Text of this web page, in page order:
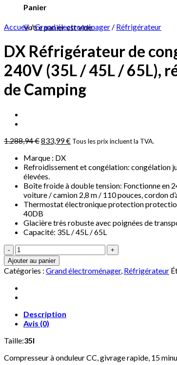
Panier
Votre panier est vide.
Accueil/Grand électroménager / Réfrigérateur
DX Réfrigérateur de
240V (35L / 45L / 65L),
de Camping
1.288,94€833,99€ Tous les prix incluent la TVA.
Marque : DX
Refroidissement et congélation: congélation
élevées.
Boîte froide à double tension: Fonctionne en
voiture / camion 2,8 m / 110 pouces, cordon
Thermostat électronique protection
40DB
Glacière très robuste avec poignées de
Capacité: 35L / 45L / 65L
quantité
de
DX
Réfrigérateur
de
congélateur
pour
réfrigérateur,
Car
/
Ajouter au panier
Catégories : Grand électroménager, Réfrigérateur
Description
Avis (0)
Taille:35l
Compresseur à onduleur CC, givrage rapide, 15